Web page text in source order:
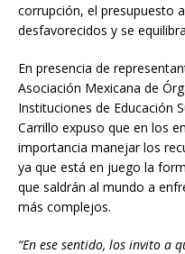
corrupción, el presupuesto
desfavorecidos y se
En presencia de
Asociación Mexicana de
Instituciones de Educación
Carrillo expuso que en los
importancia manejar los
ya que está en juego la
que saldrán al mundo a
más complejos.
“En ese sentido, los invito a